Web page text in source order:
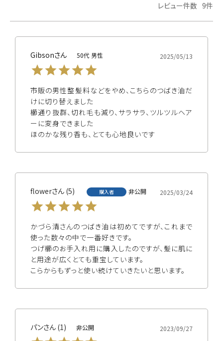
9
Gibson 50代 男性 2025/05/13
市販の男性整髪料などをやめ、こちらのつばき油だ
けに切り替えました
櫛通り抜群、切れ毛も減り、サラサラ、ツルツルヘア
ーに変身できました
ほのかな残り香も、とても心地良いです
flower 5 購入者 非公開 2025/03/24
かづら清さんのつばき油は初めてですが、これまで
使った数々の中で一番好きです。
つげ櫛のお手入れ用に購入したのですが、髪に肌に
と用途が広くとても重宝しています。
こらからもずっと使い続けていきたいと思います。
パン 1 非公開 2023/09/27